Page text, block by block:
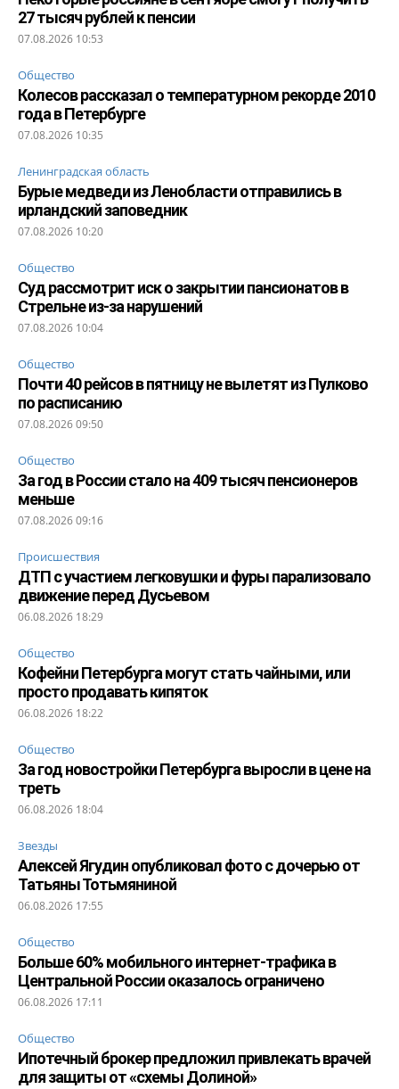
27 тысяч рублей к пенсии
07.08.2026 10:53
Общество
Колесов рассказал о температурном рекорде 2010
года в Петербурге
07.08.2026 10:35
Ленинградская область
Бурые медведи из Ленобласти отправились в
ирландский заповедник
07.08.2026 10:20
Общество
Суд рассмотрит иск о закрытии пансионатов в
Стрельне из-за нарушений
07.08.2026 10:04
Общество
Почти 40 рейсов в пятницу не вылетят из Пулково
по расписанию
07.08.2026 09:50
Общество
За год в России стало на 409 тысяч пенсионеров
меньше
07.08.2026 09:16
Происшествия
ДТП с участием легковушки и фуры парализовало
движение перед Дусьевом
06.08.2026 18:29
Общество
Кофейни Петербурга могут стать чайными, или
просто продавать кипяток
06.08.2026 18:22
Общество
За год новостройки Петербурга выросли в цене на
треть
06.08.2026 18:04
Звезды
Алексей Ягудин опубликовал фото с дочерью от
Татьяны Тотьмяниной
06.08.2026 17:55
Общество
Больше 60% мобильного интернет-трафика в
Центральной России оказалось ограничено
06.08.2026 17:11
Общество
Ипотечный брокер предложил привлекать врачей
для защиты от «схемы Долиной»